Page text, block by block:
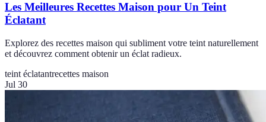
Les Meilleures Recettes Maison pour Un Teint
Éclatant
Explorez des recettes maison qui subliment votre teint naturellement
et découvrez comment obtenir un éclat radieux.
teint éclatantrecettes maison
Jul 30